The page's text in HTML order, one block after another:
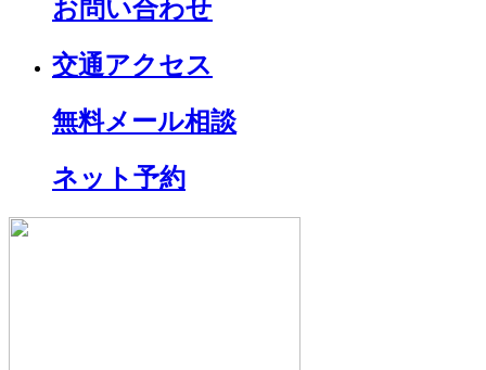
お問い合わせ
交通アクセス
無料メール相談
ネット予約